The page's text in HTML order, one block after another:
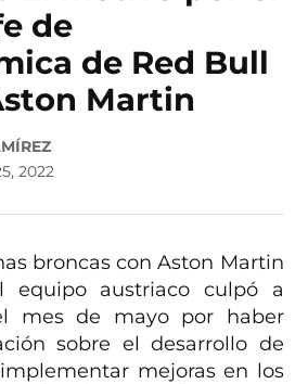
de
de Red Bull
Martin
2022
broncas con Aston Martin
equipo austriaco culpó a
mes de mayo por haber
sobre el desarrollo de
mejoras en los